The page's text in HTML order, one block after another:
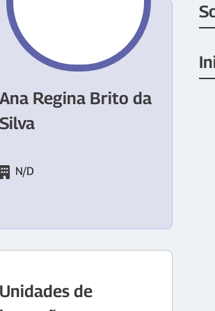
Ana Regina Brito da
Silva
N/D
Unidades de